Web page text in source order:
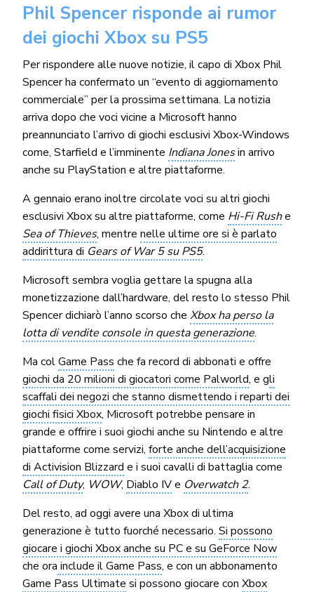
Phil Spencer risponde ai rumor
dei giochi Xbox su PS5
Per rispondere alle nuove notizie, il capo di Xbox Phil
Spencer ha confermato un “evento di aggiornamento
commerciale” per la prossima settimana. La notizia
arriva dopo che voci vicine a Microsoft hanno
preannunciato l’arrivo di giochi esclusivi Xbox-Windows
come, Starfield e l’imminente Indiana Jonesin arrivo
anche su PlayStation e altre piattaforme.
A gennaio erano inoltre circolate voci su altri giochi
esclusivi Xbox su altre piattaforme, come Hi-Fi Rushe
Sea of Thieves, mentrenelle ultime ore si è parlato
addirittura di Gears of War 5 su PS5.
Microsoft sembra voglia gettare la spugna alla
monetizzazione dall’hardware, del resto lo stesso Phil
Spencer dichiarò l’anno scorso cheXbox ha perso la
lotta di vendite console in questa generazione.
Ma colGame Pass che fa record di abbonati e offre
giochi da 20 milioni di giocatori come Palworld, e gli
scaffali dei negozi che stanno dismettendo i reparti dei
giochi fisici Xbox, Microsoft potrebbe pensare in
grande e offrire i suoi giochi anche su Nintendo e altre
piattaforme come servizi,forte anche dell’acquisizione
di Activision Blizzard e i suoi cavalli di battaglia come
Call of Duty, WOW, Diablo IVe Overwatch 2.
Del resto, ad oggi avere una Xbox di ultima
generazione è tutto fuorché necessario.Si possono
giocare i giochi Xbox anche su PC e su GeForce Now
che ora include il Game Pass, e con un abbonamento
Game Pass Ultimate si possono giocare conXbox